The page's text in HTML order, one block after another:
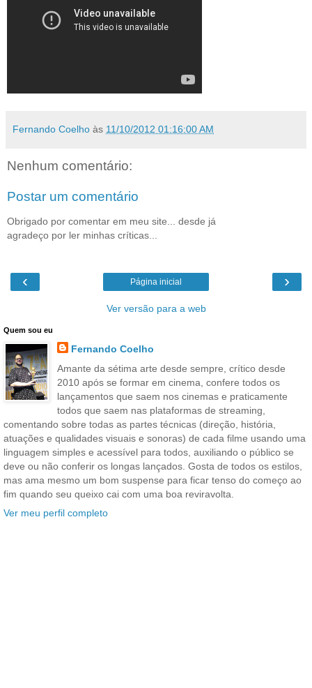
Fernando Coelho às 11/10/2012 01:16:00 AM
Nenhum comentário:
Postar um comentário
Obrigado por comentar em meu site... desde já
agradeço por ler minhas críticas...
‹ ›
Página inicial
Ver versão para a web
Quem sou eu
Fernando Coelho
Amante da sétima arte desde sempre, crítico desde
2010 após se formar em cinema, confere todos os
lançamentos que saem nos cinemas e praticamente
todos que saem nas plataformas de streaming,
comentando sobre todas as partes técnicas (direção, história,
atuações e qualidades visuais e sonoras) de cada filme usando uma
linguagem simples e acessível para todos, auxiliando o público se
deve ou não conferir os longas lançados. Gosta de todos os estilos,
mas ama mesmo um bom suspense para ficar tenso do começo ao
fim quando seu queixo cai com uma boa reviravolta.
Ver meu perfil completo